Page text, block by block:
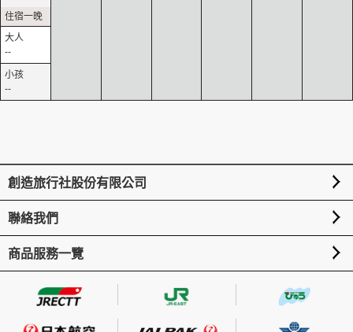
--
--
創造旅行社股份有限公司
聯絡我們
商品服務一覽